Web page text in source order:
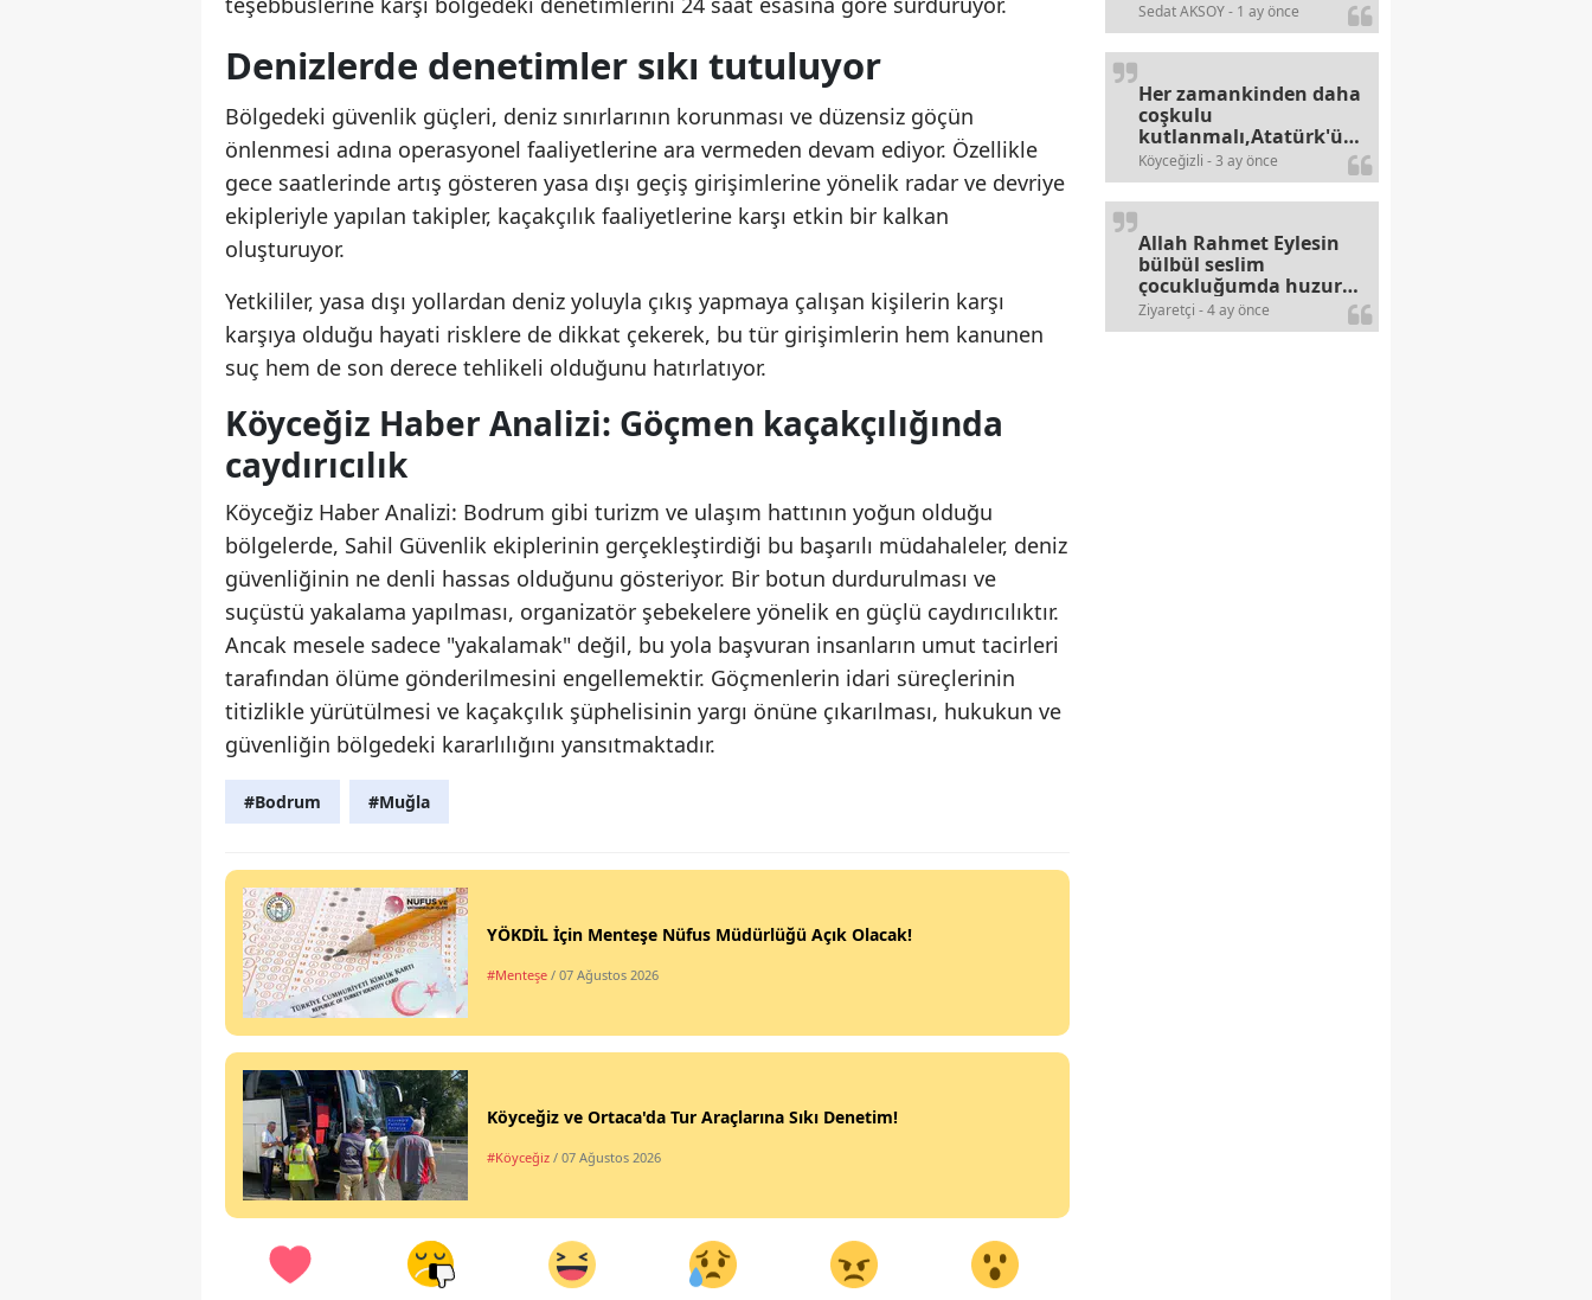
Denizlerde denetimler sıkı tutuluyor
Bölgedeki güvenlik güçleri, deniz sınırlarının korunması ve düzensiz göçün
önlenmesi adına operasyonel faaliyetlerine ara vermeden devam ediyor. Özellikle
gece saatlerinde artış gösteren yasa dışı geçiş girişimlerine yönelik radar ve devriye
ekipleriyle yapılan takipler, kaçakçılık faaliyetlerine karşı etkin bir kalkan
oluşturuyor.
Yetkililer, yasa dışı yollardan deniz yoluyla çıkış yapmaya çalışan kişilerin karşı
karşıya olduğu hayati risklere de dikkat çekerek, bu tür girişimlerin hem kanunen
suç hem de son derece tehlikeli olduğunu hatırlatıyor.
Köyceğiz Haber Analizi: Göçmen kaçakçılığında
caydırıcılık
Köyceğiz Haber Analizi: Bodrum gibi turizm ve ulaşım hattının yoğun olduğu
bölgelerde, Sahil Güvenlik ekiplerinin gerçekleştirdiği bu başarılı müdahaleler, deniz
güvenliğinin ne denli hassas olduğunu gösteriyor. Bir botun durdurulması ve
suçüstü yakalama yapılması, organizatör şebekelere yönelik en güçlü caydırıcılıktır.
Ancak mesele sadece "yakalamak" değil, bu yola başvuran insanların umut tacirleri
tarafından ölüme gönderilmesini engellemektir. Göçmenlerin idari süreçlerinin
titizlikle yürütülmesi ve kaçakçılık şüphelisinin yargı önüne çıkarılması, hukukun ve
güvenliğin bölgedeki kararlılığını yansıtmaktadır.
#Bodrum #Muğla
YÖKDİL İçin Menteşe Nüfus Müdürlüğü Açık Olacak!
#Menteşe / 07 Ağustos 2026
Köyceğiz ve Ortaca'da Tur Araçlarına Sıkı Denetim!
#Köyceğiz / 07 Ağustos 2026
Sedat AKSOY - 1 ay önce
Köyceğizli - 3 ay önce
Her zamankinden daha
coşkulu
kutlanmalı,Atatürk'ün
bayramlarına olan
alerjileri bitmez,bahane
arayan illaki bulur.
Ziyaretçi - 4 ay önce
Allah Rahmet Eylesin
bülbül seslim
çocukluğumda huzur
olurdu evimize.
Ablamla bağıra bağıra